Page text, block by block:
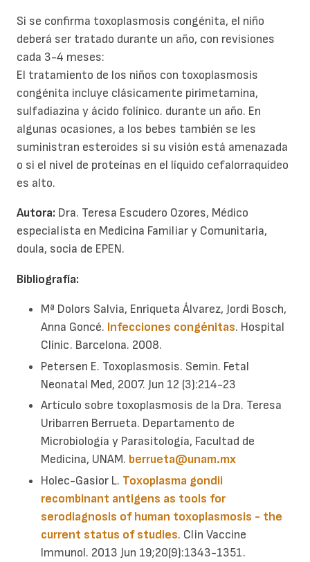
Si se confirma toxoplasmosis congénita, el niño
deberá ser tratado durante un año, con revisiones
cada 3-4 meses:
El tratamiento de los niños con toxoplasmosis
congénita incluye clásicamente pirimetamina,
sulfadiazina y ácido folínico. durante un año. En
algunas ocasiones, a los bebes también se les
suministran esteroides si su visión está amenazada
o si el nivel de proteínas en el líquido cefalorraquídeo
es alto.
Autora: Dra. Teresa Escudero Ozores, Médico
especialista en Medicina Familiar y Comunitaria,
doula, socia de EPEN.
Bibliografía:
Mª Dolors Salvia, Enriqueta Álvarez, Jordi Bosch,
Anna Goncé. Infecciones congénitas. Hospital
Clínic. Barcelona. 2008.
Petersen E. Toxoplasmosis. Semin. Fetal
Neonatal Med, 2007. Jun 12 (3):214-23
Artículo sobre toxoplasmosis de la Dra. Teresa
Uribarren Berrueta. Departamento de
Microbiología y Parasitología, Facultad de
Medicina, UNAM. berrueta@unam.mx
Holec-Gasior L. Toxoplasma gondii
recombinant antigens as tools for
serodiagnosis of human toxoplasmosis - the
current status of studies. Clin Vaccine
Immunol. 2013 Jun 19;20(9):1343-1351.